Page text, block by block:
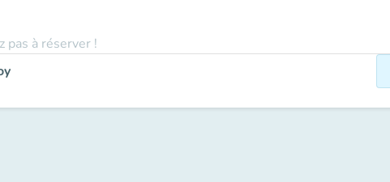
pas à réserver !